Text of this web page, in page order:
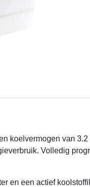
koelvermogen van
Volledig
en een actief